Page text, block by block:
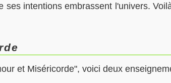
intentions embrassent l'univers.
et Miséricorde", voici deux